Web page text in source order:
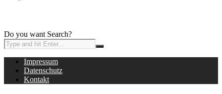
Do you want Search?
Impressum
Datenschutz
Kontakt